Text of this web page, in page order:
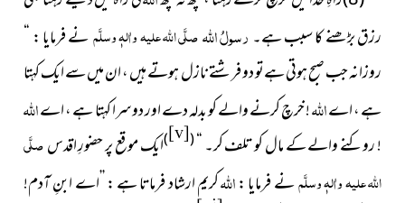
رزق بڑھنے کا سبب ہے۔رسولُاللہصلَّی اللہ علیہ واٰلہٖ وسلَّمنے فرمایا : “
روزانہ جب صبح ہوتی ہےتو دو فرشتے نازل ہوتے ہیں ، ان میں سے ایک کہتا
ہے ، اےاللہ! خرچ کرنے والے کو بدلہ دے اور دوسرا کہتا ہے ، اےاللہ
! روکنے والے کے مال کو تلف کر۔ “(
[v]
)ایک موقع پر حضورِ اقدسصلَّی
اللہ علیہ واٰلہٖ وسلَّمنے فرمایا :اللہکریم ارشاد فرماتا ہے : ’’اے ابنِ آدم!